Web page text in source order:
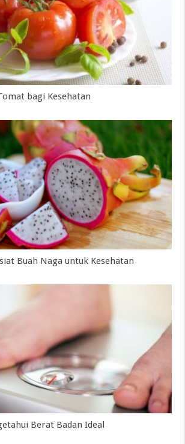
bagi Kesehatan
Buah Naga untuk Kesehatan
Berat Badan Ideal